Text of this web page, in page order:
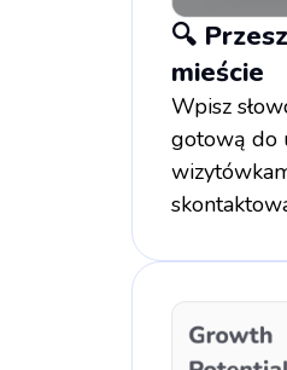
🔍
mieście
Wpisz
gotową do